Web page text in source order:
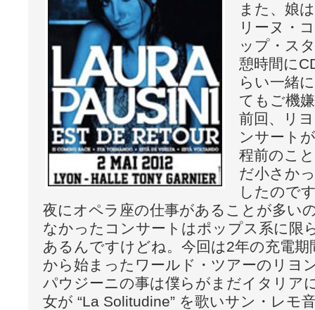
また、娘
リーヌ・
ップ・ス
憩時間に
らい一緒
てもご機
前回、リ
ンサート
程前のこ
だ小さか
したので
夜にオペラ座の仕事があることが多い
なかったコンサートはポップス系に限
あるんですけどね。今回は2年の充電期
から始まったワールド・ツアーのリヨ
パウジーニの事は僕らがまだイタリア
女が “La Solitudine” を歌いサン・レモ